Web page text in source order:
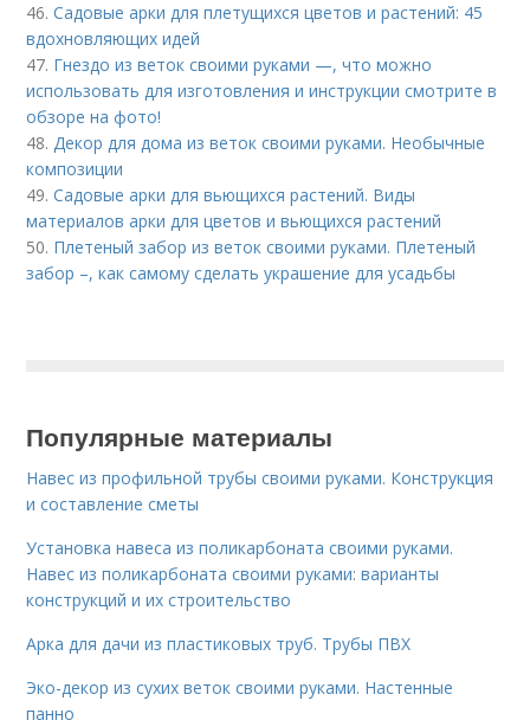
46.Садовые арки для плетущихся цветов и растений: 45
вдохновляющих идей
47. Гнездо из веток своими руками —, что можно
использовать для изготовления и инструкции смотрите в
обзоре на фото!
48.Декор для дома из веток своими руками. Необычные
композиции
49.Садовые арки для вьющихся растений. Виды
материалов арки для цветов и вьющихся растений
50. Плетеный забор из веток своими руками. Плетеный
забор –, как самому сделать украшение для усадьбы
Популярные материалы
Навес из профильной трубы своими руками. Конструкция
и составление сметы
Установка навеса из поликарбоната своими руками.
Навес из поликарбоната своими руками: варианты
конструкций и их строительство
Арка для дачи из пластиковых труб. Трубы ПВХ
Эко-декор из сухих веток своими руками. Настенные
панно